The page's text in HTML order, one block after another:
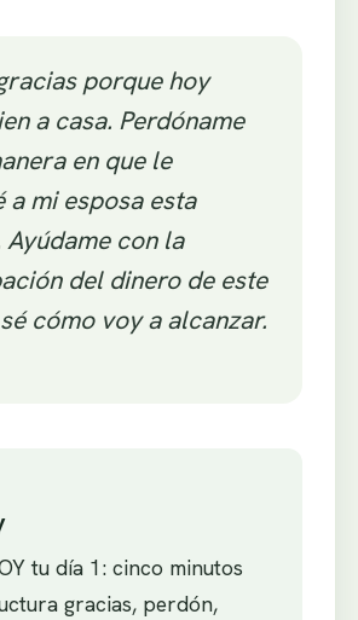
porque hoy
a casa. Perdóname
en que le
a mi esposa esta
Ayúdame con la
del dinero de este
cómo voy a alcanzar.
tu día 1: cinco minutos
gracias, perdón,